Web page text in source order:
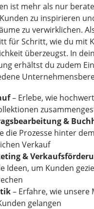
ist mehr als nur
zu inspirieren
zu verwirklichen.
für Schritt, wie du mit
überzeugst. In
erhältst du zudem
– Erlebe, wie
&
die Prozesse hinter
Verkauf
&
Ideen, um Kunden
– Erfahre, wie unsere
gelangen